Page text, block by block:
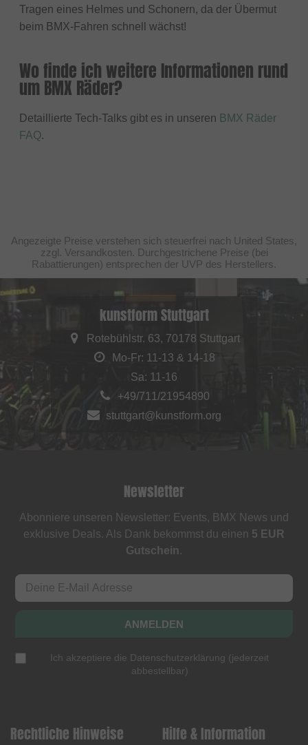
Tragen eines Helmes und Schonern, da der Übermut
beim BMX-Fahren schnell wächst!
Wo finde ich weitere Informationen rund
um BMX Räder?
Detaillierte Tech-Talks gibt es in unseren BMX Räder
FAQ.
Angezeigte Preise verstehen sich steuerfrei nach United States,
zzgl. Versandkosten. Durchgestrichene Preise (bei
Rabattierungen) entsprechen der UVP des Herstellers.
kunstform Stuttgart
Rotebühlstr. 63, 70178 Stuttgart
Mo-Fr: 11-13 & 14-18
Sa: 11-16
+49/711/21954890
stuttgart@kunstform.org
Newsletter
Abonniere unseren Newsletter: Events, BMX News und
exklusive Deals. Als Dank bekommst du einen 5 EUR
Gutschein.
ANMELDEN
Ich akzeptiere die Datenschutzerklärung (jederzeit
abbestellbar)
Rechtliche Hinweise Hilfe & Information